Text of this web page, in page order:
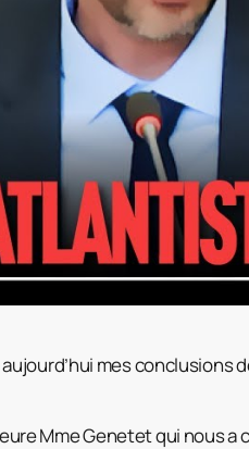
mes conclusions
Mme Genetet qui nous a